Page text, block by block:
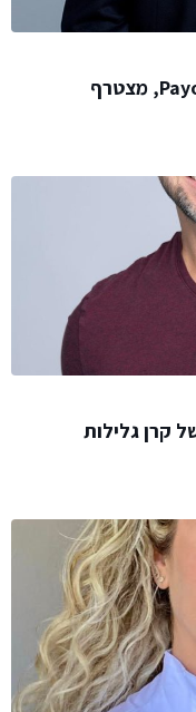
סקוט גאליט, לשעבר מנכ"ל Payoneer, מצטרף
קרן גלילות